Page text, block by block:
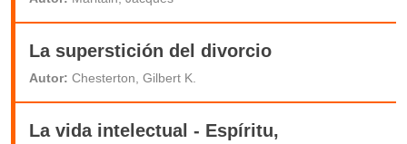
La superstición del divorcio
Autor: Chesterton, Gilbert K.
La vida intelectual - Espíritu,